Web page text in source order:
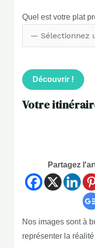
Quel est votre plat
Découvrir !
Votre
Partagez
Nos images sont à
représenter la réalité